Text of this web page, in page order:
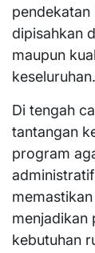
pendekatan
dipisahkan
maupun
keseluruhan.
Di tengah
tantangan
program
menjadikan
kebutuhan